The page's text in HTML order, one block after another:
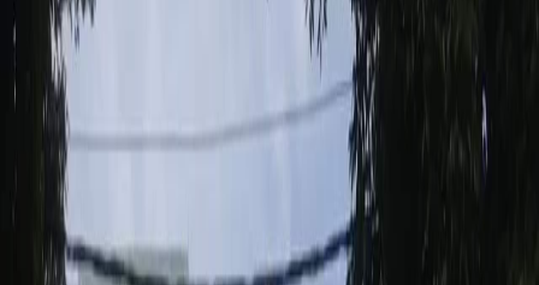
Opini
Konsultasi Syariah
Resonansi
Sejarah
Lensa